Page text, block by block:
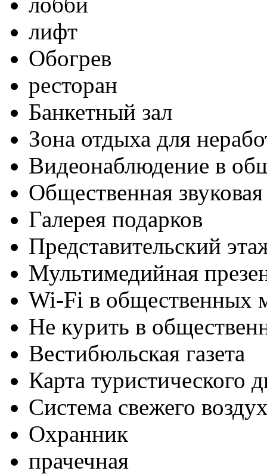
лифт
Обогрев
ресторан
Банкетный зал
Зона отдыха для
Видеонаблюдение в
Общественная
Галерея подарков
Представительский
Мультимедийная
Wi-Fi в общественных
Не курить в
Вестибюльская газета
Карта туристического
Система свежего
Охранник
прачечная